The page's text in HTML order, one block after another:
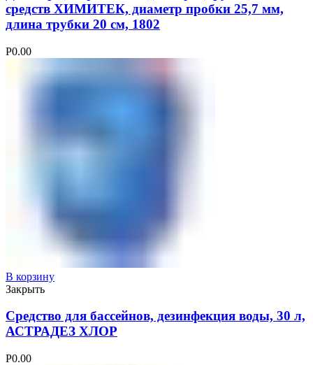
средств ХИМИТЕК, диаметр пробки 25,7 мм,
длина трубки 20 см, 1802
Р0.00
В корзину
Закрыть
Средство для бассейнов, дезинфекция воды, 30 л,
АСТРАДЕЗ ХЛОР
Р0.00